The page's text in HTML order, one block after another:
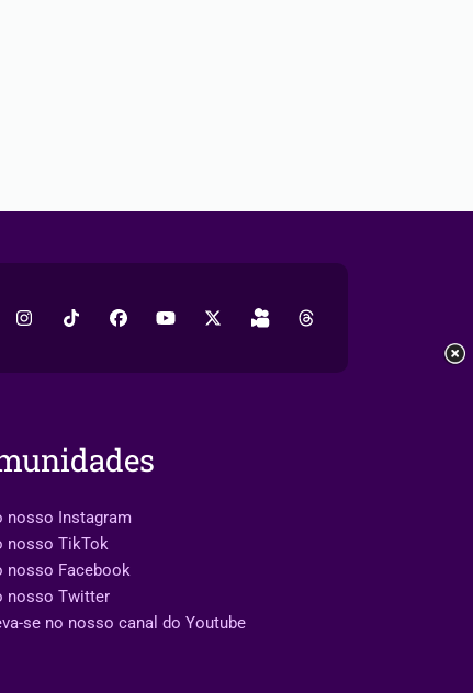
nosso Instagram
nosso TikTok
nosso Facebook
nosso Twitter
se no nosso canal do Youtube